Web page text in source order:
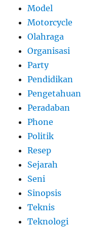
Model
Motorcycle
Olahraga
Organisasi
Party
Pendidikan
Pengetahuan
Peradaban
Phone
Politik
Resep
Sejarah
Seni
Sinopsis
Teknis
Teknologi